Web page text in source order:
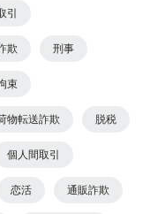
引
欺 刑事
束
物転送詐欺 脱税
個人間取引
恋活 通販詐欺